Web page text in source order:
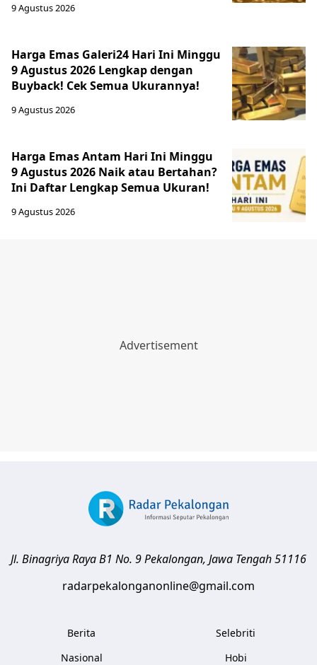
9 Agustus 2026
Harga Emas Galeri24 Hari Ini Minggu
9 Agustus 2026 Lengkap dengan
Buyback! Cek Semua Ukurannya!
9 Agustus 2026
Harga Emas Antam Hari Ini Minggu
9 Agustus 2026 Naik atau Bertahan?
Ini Daftar Lengkap Semua Ukuran!
9 Agustus 2026
Jl. Binagriya Raya B1 No. 9Pekalongan, Jawa Tengah51116
radarpekalonganonline@gmail.com
Berita
Nasional
Selebriti
Hobi